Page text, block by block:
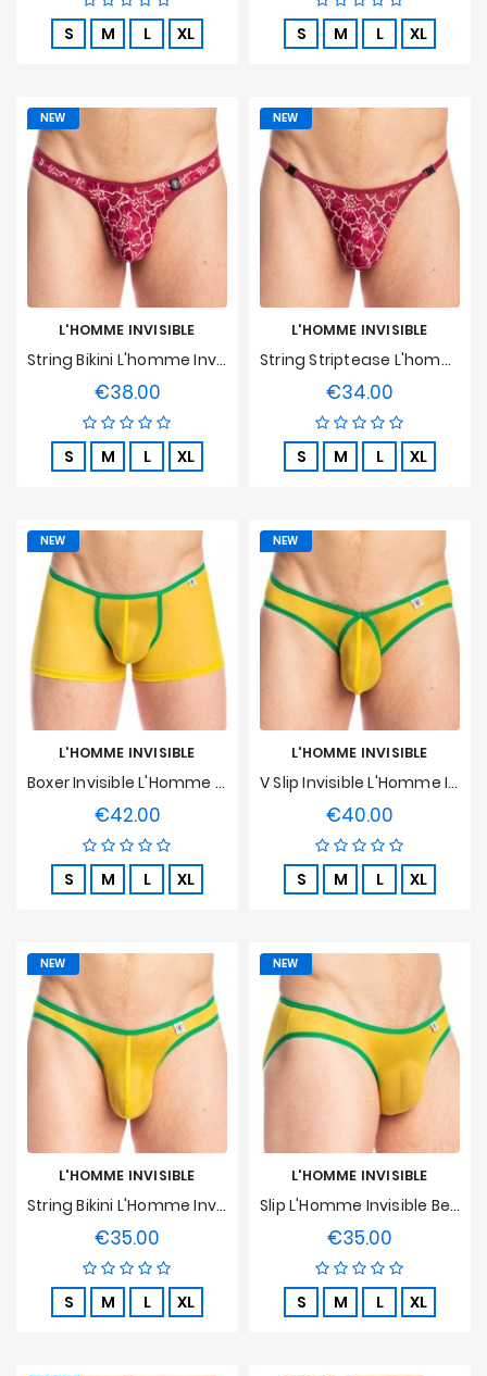
S M L XL S M L XL
L'HOMME INVISIBLE
String Bikini L'homme Invisible - Castelluccio
€38.00Price
S M L XL
NEW
L'HOMME INVISIBLE
String Striptease L'homme Invisible - Castelluccio
€34.00
S M L XL
NEW
L'HOMME INVISIBLE
Boxer Invisible L'Homme Invisible - Copacabana
€42.00Price
S M L XL
NEW
L'HOMME INVISIBLE
V Slip Invisible L'Homme Invisible - Copacabana
€40.00
S M L XL
NEW
L'HOMME INVISIBLE
String Bikini L'Homme Invisible - Copacabana
€35.00
S M L XL
NEW
L'HOMME INVISIBLE
Slip L'Homme Invisible Bellevue - Copacabana
€35.00
S M L XL
NEW